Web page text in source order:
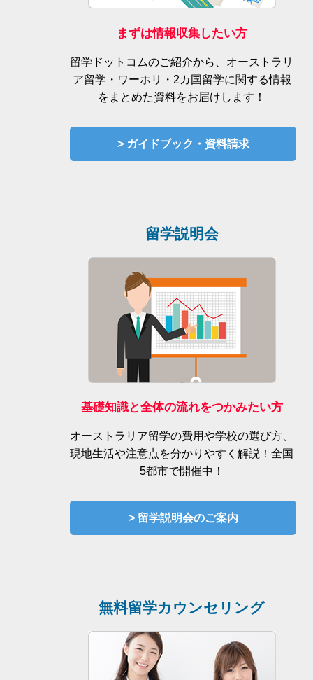
まずは情報収集したい方
留学ドットコムのご紹介から、オーストラリ
ア留学・ワーホリ・2カ国留学に関する情報
をまとめた資料をお届けします！
> ガイドブック・資料請求
留学説明会
基礎知識と全体の流れをつかみたい方
オーストラリア留学の費用や学校の選び方、
現地生活や注意点を分かりやすく解説！全国
5都市で開催中！
> 留学説明会のご案内
無料留学カウンセリング